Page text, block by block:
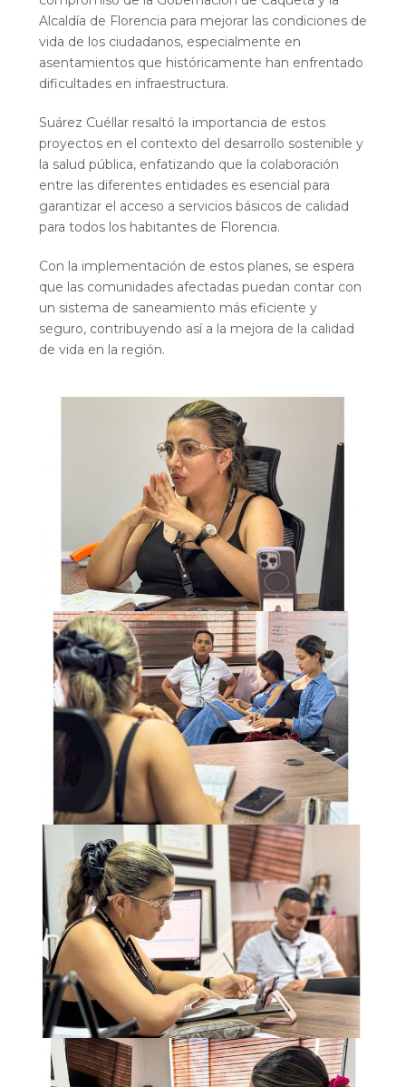
Alcaldía de Florencia para mejorar las condiciones de
vida de los ciudadanos, especialmente en
asentamientos que históricamente han enfrentado
dificultades en infraestructura.
Suárez Cuéllar resaltó la importancia de estos
proyectos en el contexto del desarrollo sostenible y
la salud pública, enfatizando que la colaboración
entre las diferentes entidades es esencial para
garantizar el acceso a servicios básicos de calidad
para todos los habitantes de Florencia.
Con la implementación de estos planes, se espera
que las comunidades afectadas puedan contar con
un sistema de saneamiento más eficiente y
seguro, contribuyendo así a la mejora de la calidad
de vida en la región.